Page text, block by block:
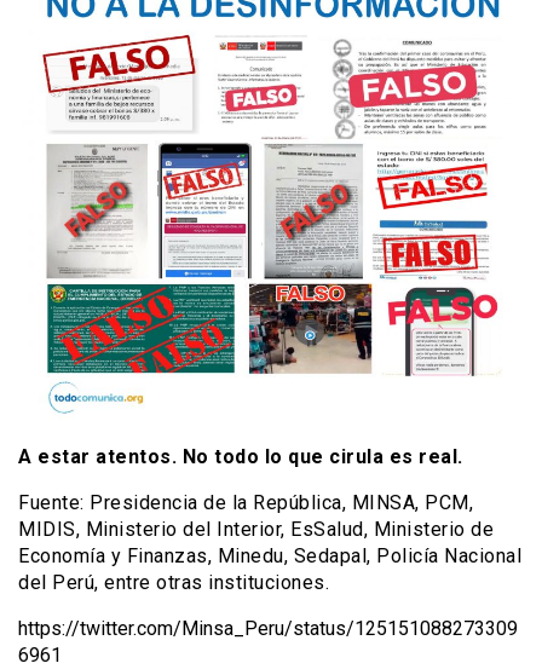
A estar atentos. No todo lo que cirula es real.
Fuente: Presidencia de la República, MINSA, PCM,
MIDIS, Ministerio del Interior, EsSalud, Ministerio de
Economía y Finanzas, Minedu, Sedapal, Policía Nacional
del Perú, entre otras instituciones.
https://twitter.com/Minsa_Peru/status/125151088273309
6961